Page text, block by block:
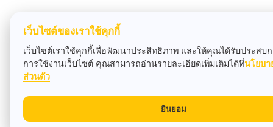
เว็บไซต์ของเราใช้คุกกี้
เว็บไซต์เราใช้คุกกี้เพื่อพัฒนาประสิทธิภาพ และให้คุณได้รับประสบ
การใช้งานเว็บไซต์ คุณสามารถอ่านรายละเอียดเพิ่มเติมได้ที่นโยบา
ส่วนตัว
ยินยอม